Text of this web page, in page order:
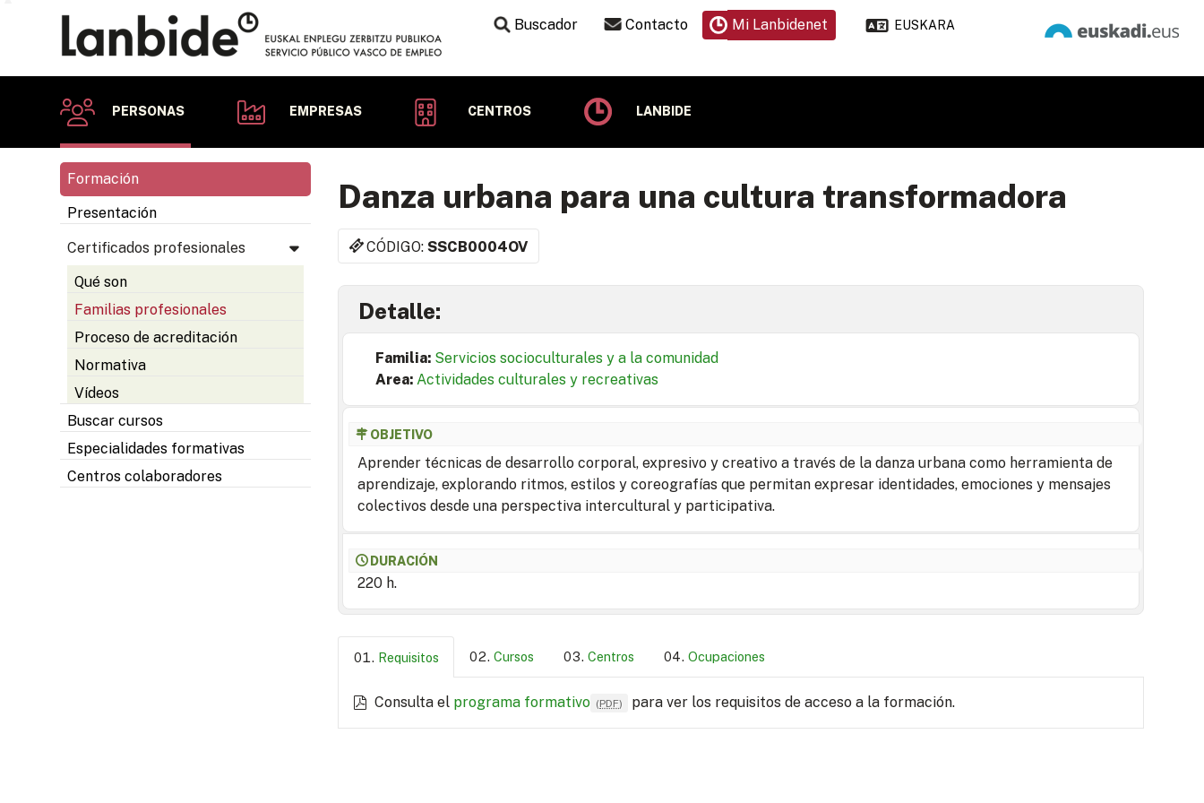
Buscador Contacto Mi Lanbidenet EUSKARA
PERSONAS EMPRESAS CENTROS LANBIDE
Formación
Presentación
Certificados profesionales
Qué son
Familias profesionales
Proceso de acreditación
Normativa
Vídeos
Buscar cursos
Especialidades formativas
Centros colaboradores
Danza urbana para una cultura transformadora
CÓDIGO:SSCB0004OV
Detalle:
Familia: Servicios socioculturales y a la comunidad
Area: Actividades culturales y recreativas
OBJETIVO
Aprender técnicas de desarrollo corporal, expresivo y creativo a través de la danza urbana como herramienta de
aprendizaje, explorando ritmos, estilos y coreografías que permitan expresar identidades, emociones y mensajes
colectivos desde una perspectiva intercultural y participativa.
DURACIÓN
220 h.
Requisitos Cursos Centros Ocupaciones
Consulta el programa formativo (PDF) para ver los requisitos de acceso a la formación.